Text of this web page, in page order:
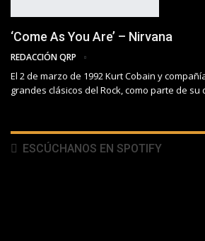
‘Come As You Are’ – Nirvana
REDACCIÓN QRP
El 2 de marzo de 1992 Kurt Cobain y
grandes clásicos del Rock, como parte de su
ESCÚCHANOS EN SPOTIFY